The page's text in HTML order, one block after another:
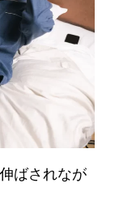
ばされなが